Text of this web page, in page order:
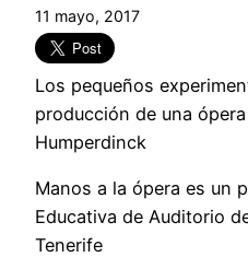
11 mayo, 2017
Los pequeños
producción de una
Humperdinck
Manos a la ópera es un
Educativa de Auditorio
Tenerife